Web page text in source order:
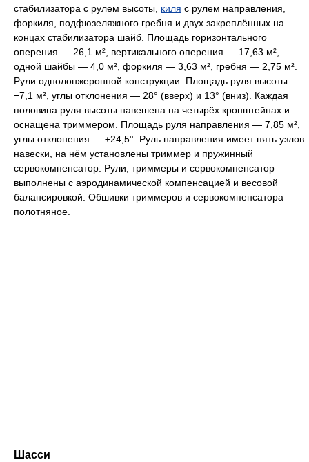
стабилизатора с рулем высоты, киля с рулем направления,
форкиля, подфюзеляжного гребня и двух закреплённых на
концах стабилизатора шайб. Площадь горизонтального
оперения — 26,1 м², вертикального оперения — 17,63 м²,
одной шайбы — 4,0 м², форкиля — 3,63 м², гребня — 2,75 м².
Рули однолонжеронной конструкции. Площадь руля высоты
−7,1 м², углы отклонения — 28° (вверх) и 13° (вниз). Каждая
половина руля высоты навешена на четырёх кронштейнах и
оснащена триммером. Площадь руля направления — 7,85 м²,
углы отклонения — ±24,5°. Руль направления имеет пять узлов
навески, на нём установлены триммер и пружинный
сервокомпенсатор. Рули, триммеры и сервокомпенсатор
выполнены с аэродинамической компенсацией и весовой
балансировкой. Обшивки триммеров и сервокомпенсатора
полотняное.
Шасси